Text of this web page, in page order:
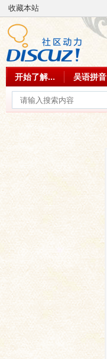
收藏本站
开始了解... 吴语拼音